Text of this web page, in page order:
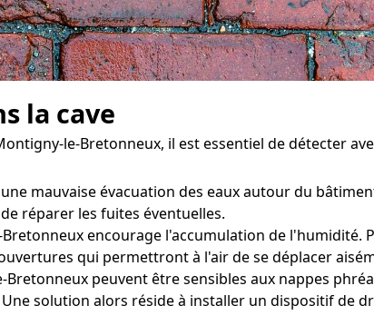
la cave
le-Bretonneux, il est essentiel de détecter
mauvaise évacuation des eaux autour du
réparer les fuites éventuelles.
encourage l'accumulation de l'humidité.
qui permettront à l'air de se déplacer
Bretonneux peuvent être sensibles aux nappes
solution alors réside à installer un dispositif de